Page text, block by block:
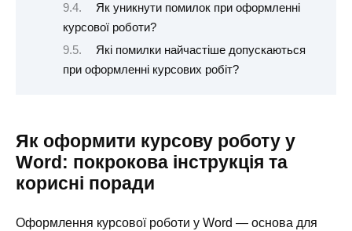
Як уникнути помилок при оформленні
курсової роботи?
Які помилки найчастіше допускаються
при оформленні курсових робіт?
Як оформити курсову роботу у
Word: покрокова інструкція та
корисні поради
Оформлення курсової роботи у Word — основа для